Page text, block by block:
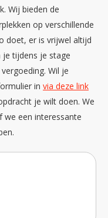
Wij bieden de
op verschillende
doet, er is vrijwel altijd
tijdens je stage
Wil je
in via deze link
je wilt doen. We
we een interessante